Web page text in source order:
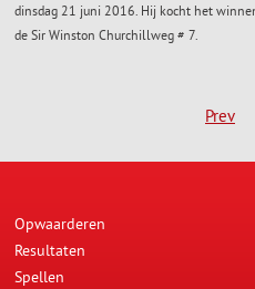
dinsdag 21 juni 2016. Hij kocht het
de Sir Winston Churchillweg # 7.
Prev
Opwaarderen
Resultaten
Spellen